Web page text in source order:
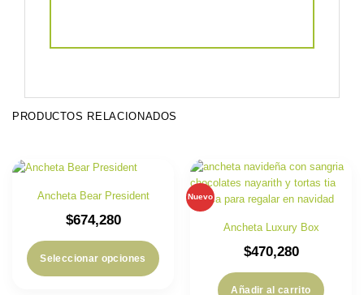
PRODUCTOS RELACIONADOS
Ancheta Bear President
$674,280
Seleccionar opciones
Nuevo
Ancheta Luxury Box
$470,280
Añadir al carrito